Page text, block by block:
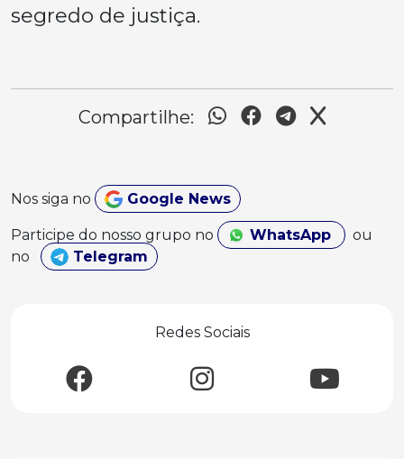
segredo de justiça.
Compartilhe:
Nos siga no Google News
Participe do nosso grupo no WhatsApp
ou
no
Telegram
Redes Sociais